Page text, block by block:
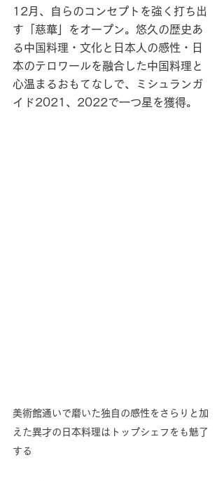
12月、自らのコンセプトを強く打ち出
す「慈華」をオープン。悠久の歴史あ
る中国料理・文化と日本人の感性・日
本のテロワールを融合した中国料理と
心温まるおもてなしで、ミシュランガ
イド2021、2022で一つ星を獲得。
美術館通いで磨いた独自の感性をさらりと加
えた異才の日本料理はトップシェフをも魅了
する